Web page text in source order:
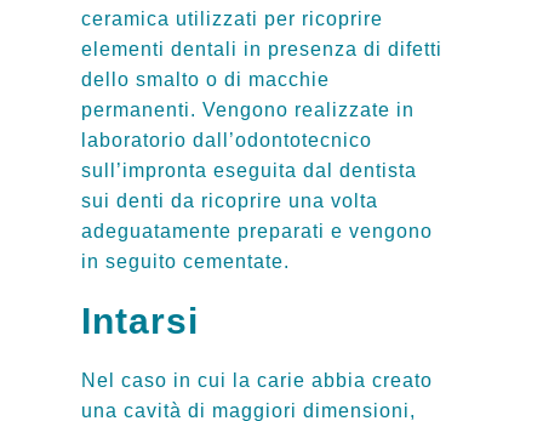
ceramica utilizzati per ricoprire
elementi dentali in presenza di difetti
dello smalto o di macchie
permanenti. Vengono realizzate in
laboratorio dall’odontotecnico
sull’impronta eseguita dal dentista
sui denti da ricoprire una volta
adeguatamente preparati e vengono
in seguito cementate.
Intarsi
Nel caso in cui la carie abbia creato
una cavità di maggiori dimensioni,